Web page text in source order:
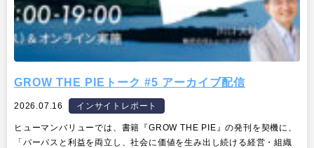
GROW THE PIEトーク #5 アーカイブ配信
2026.07.16 インサイトレポート
ヒューマンバリューでは、書籍『GROW THE PIE』の発刊を契機に、
「パーパスと利益を両立し、社会に価値を生み出し続ける経営・組織